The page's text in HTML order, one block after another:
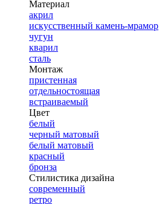
Материал
акрил
искусственный камень-мрамор
чугун
кварил
сталь
Монтаж
пристенная
отдельностоящая
встраиваемый
Цвет
белый
черный матовый
белый матовый
красный
бронза
Стилистика дизайна
современный
ретро